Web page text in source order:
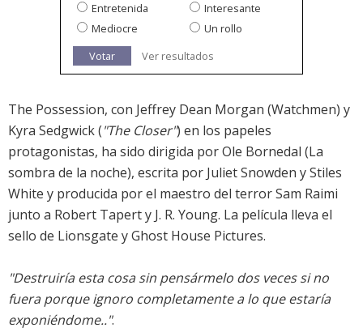
Entretenida
Interesante
Mediocre
Un rollo
Votar
Ver resultados
The Possession, con Jeffrey Dean Morgan (Watchmen) y
Kyra Sedgwick ("The Closer") en los papeles
protagonistas, ha sido dirigida por Ole Bornedal (La
sombra de la noche), escrita por Juliet Snowden y Stiles
White y producida por el maestro del terror Sam Raimi
junto a Robert Tapert y J. R. Young. La película lleva el
sello de Lionsgate y Ghost House Pictures.
"Destruiría esta cosa sin pensármelo dos veces si no
fuera porque ignoro completamente a lo que estaría
exponiéndome..".